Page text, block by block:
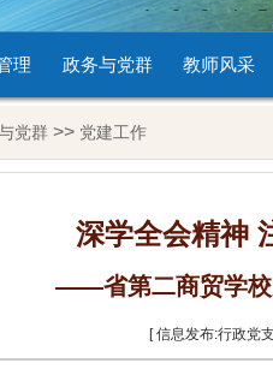
1 2 3 4 5
理 政务与党群 教师风采
党群>> 党建工作
深学全会精神
——省第二商贸学校
[ 信息发布:行政党